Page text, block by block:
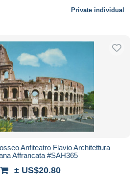
Private individual
Anfiteatro Flavio Architettura
Affrancata #SAH365
± US$20.80